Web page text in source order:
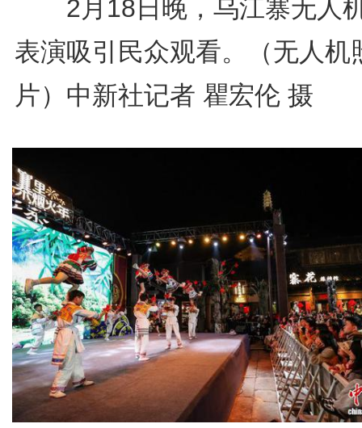
2月18日晚，乌江寨无人
表演吸引民众观看。（无人机
片）中新社记者 瞿宏伦 摄